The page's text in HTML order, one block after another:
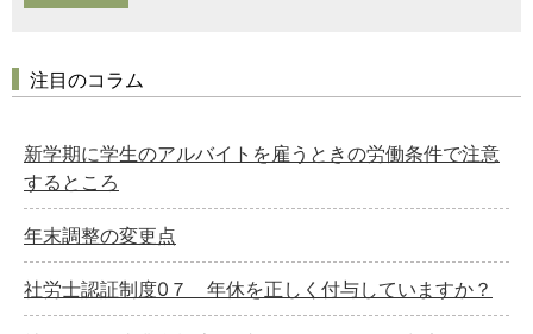
注目のコラム
新学期に学生のアルバイトを雇うときの労働条件で注意
するところ
年末調整の変更点
社労士認証制度0７ 年休を正しく付与していますか？